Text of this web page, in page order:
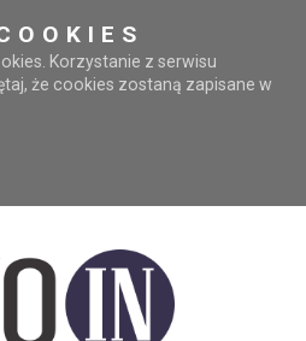
Korzystanie z serwisu
że cookies zostaną zapisane w